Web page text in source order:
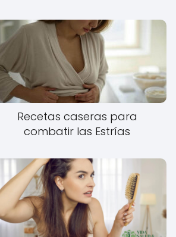
Recetas caseras para
combatir las Estrías